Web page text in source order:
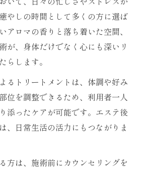
癒やしの時間の過ごし方
らエステの上質なリラクゼーシ
ストレス解消の新常識とは
で心身をリセットする方法
ージで深く癒される秘訣
ション効果が高い施術の選び方
ンレビューから選ぶ信頼体験
やしの時間として多くの方に選ば
アロマの香りと落ち着いた空間、
が、身体だけでなく心にも深いリ
らします。
るトリートメントは、体調や好み
位を調整できるため、利用者一人
添ったケアが可能です。エステ後
、日常生活の活力にもつながりま
方は、施術前にカウンセリングを